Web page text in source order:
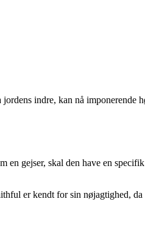
indre, kan nå imponerende
gejser, skal den have en
er kendt for sin nøjagtighed, da